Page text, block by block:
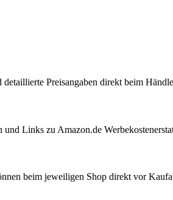
Preisangaben direkt beim
Links zu Amazon.de
beim jeweiligen Shop direkt vor